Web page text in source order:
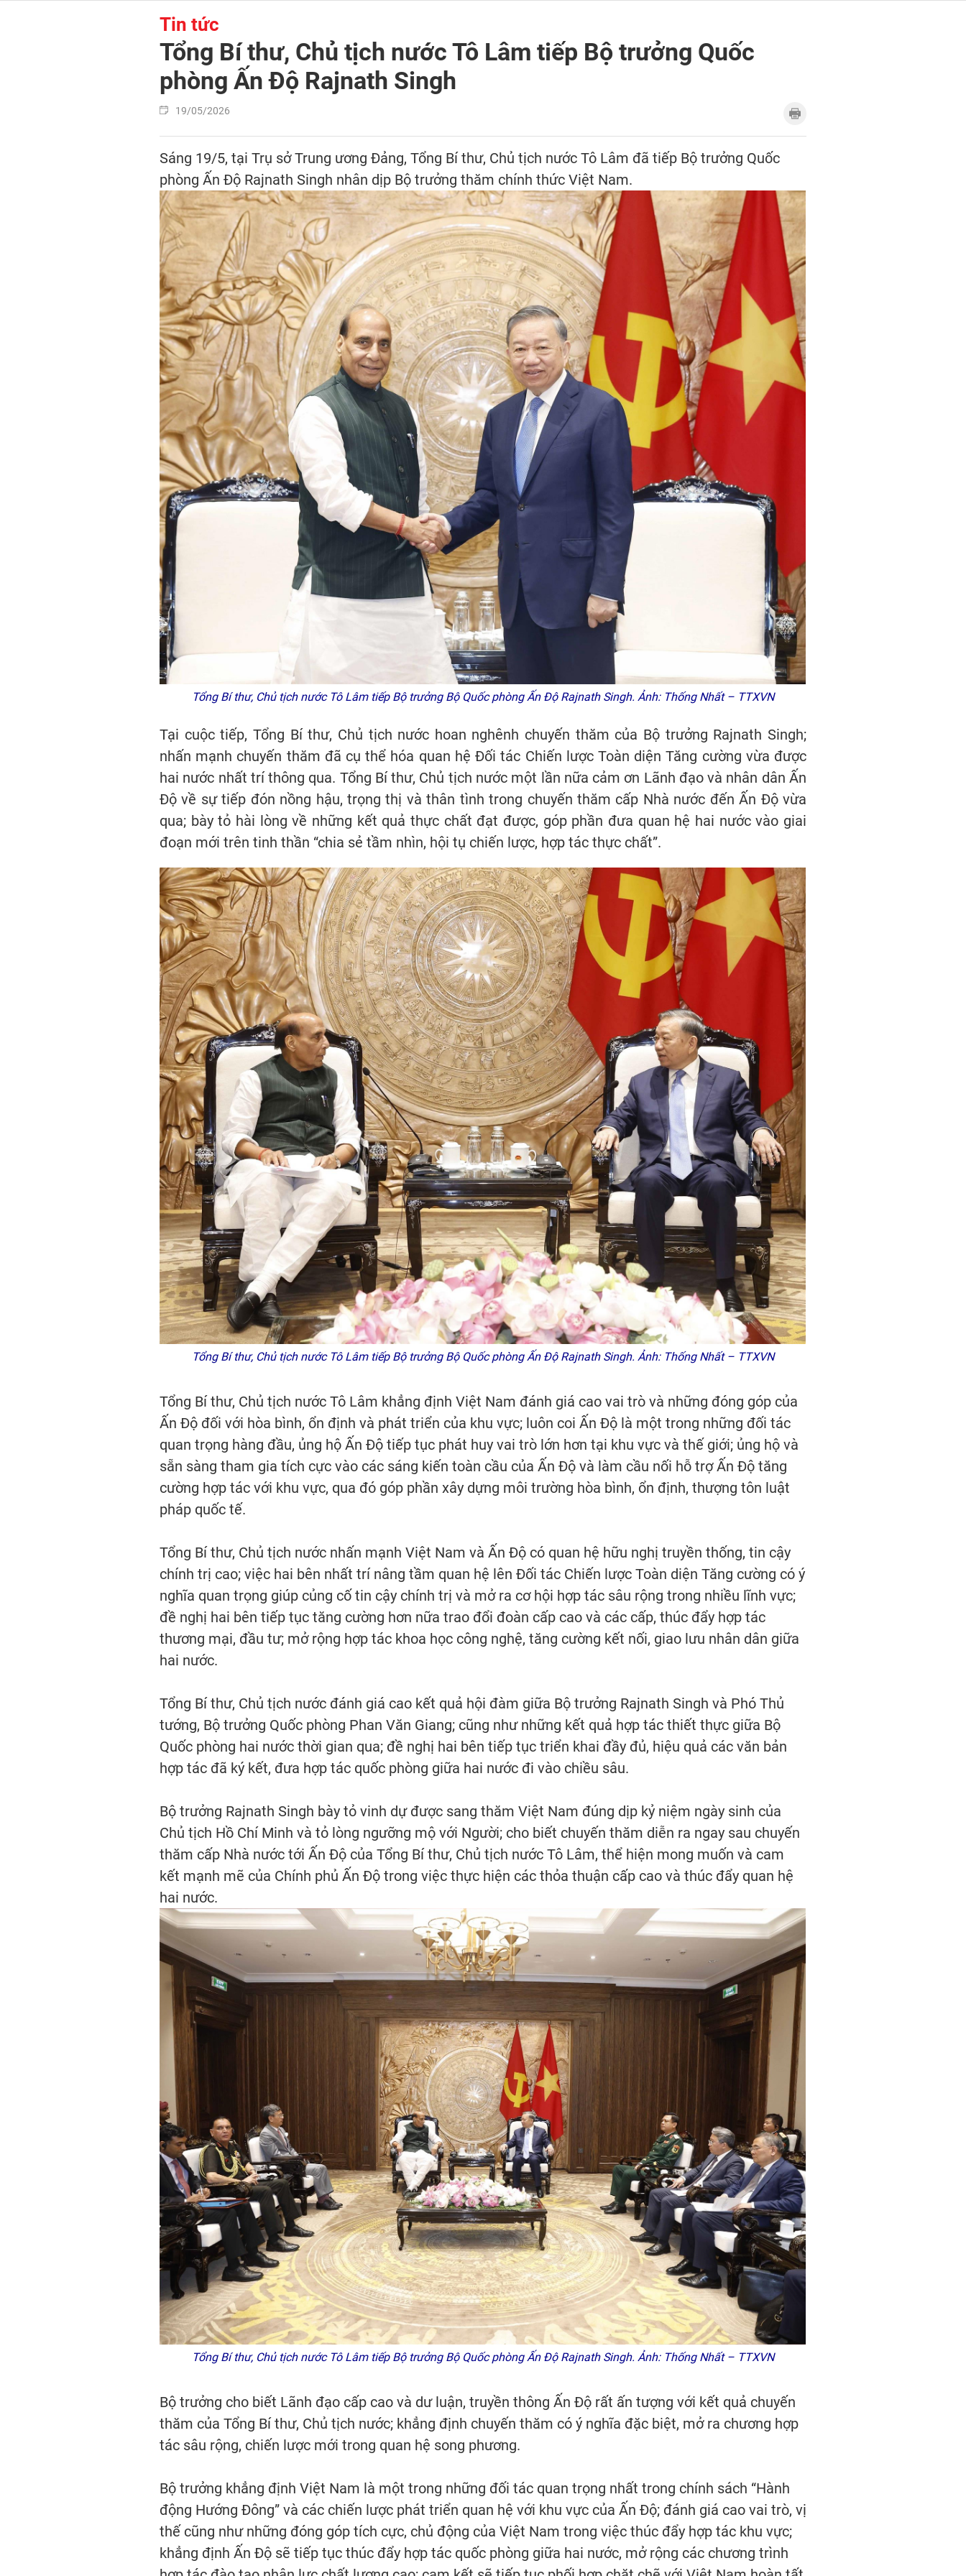
Tin tức
Tổng Bí thư, Chủ tịch nước Tô Lâm tiếp Bộ trưởng Quốc
phòng Ấn Độ Rajnath Singh
19/05/2026
Sáng 19/5, tại Trụ sở Trung ương Đảng, Tổng Bí thư, Chủ tịch nước Tô Lâm đã tiếp Bộ trưởng Quốc
phòng Ấn Độ Rajnath Singh nhân dịp Bộ trưởng thăm chính thức Việt Nam.
Tổng Bí thư, Chủ tịch nước Tô Lâm tiếp Bộ trưởng Bộ Quốc phòng Ấn Độ Rajnath Singh. Ảnh: Thống Nhất – TTXVN
Tại cuộc tiếp, Tổng Bí thư, Chủ tịch nước hoan nghênh chuyến thăm của Bộ trưởng Rajnath Singh;
nhấn mạnh chuyến thăm đã cụ thể hóa quan hệ Đối tác Chiến lược Toàn diện Tăng cường vừa được
hai nước nhất trí thông qua. Tổng Bí thư, Chủ tịch nước một lần nữa cảm ơn Lãnh đạo và nhân dân Ấn
Độ về sự tiếp đón nồng hậu, trọng thị và thân tình trong chuyến thăm cấp Nhà nước đến Ấn Độ vừa
qua; bày tỏ hài lòng về những kết quả thực chất đạt được, góp phần đưa quan hệ hai nước vào giai
đoạn mới trên tinh thần “chia sẻ tầm nhìn, hội tụ chiến lược, hợp tác thực chất”.
Tổng Bí thư, Chủ tịch nước Tô Lâm tiếp Bộ trưởng Bộ Quốc phòng Ấn Độ Rajnath Singh. Ảnh: Thống Nhất – TTXVN
Tổng Bí thư, Chủ tịch nước Tô Lâm khẳng định Việt Nam đánh giá cao vai trò và những đóng góp của
Ấn Độ đối với hòa bình, ổn định và phát triển của khu vực; luôn coi Ấn Độ là một trong những đối tác
quan trọng hàng đầu, ủng hộ Ấn Độ tiếp tục phát huy vai trò lớn hơn tại khu vực và thế giới; ủng hộ và
sẵn sàng tham gia tích cực vào các sáng kiến toàn cầu của Ấn Độ và làm cầu nối hỗ trợ Ấn Độ tăng
cường hợp tác với khu vực, qua đó góp phần xây dựng môi trường hòa bình, ổn định, thượng tôn luật
pháp quốc tế.
Tổng Bí thư, Chủ tịch nước nhấn mạnh Việt Nam và Ấn Độ có quan hệ hữu nghị truyền thống, tin cậy
chính trị cao; việc hai bên nhất trí nâng tầm quan hệ lên Đối tác Chiến lược Toàn diện Tăng cường có ý
nghĩa quan trọng giúp củng cố tin cậy chính trị và mở ra cơ hội hợp tác sâu rộng trong nhiều lĩnh vực;
đề nghị hai bên tiếp tục tăng cường hơn nữa trao đổi đoàn cấp cao và các cấp, thúc đẩy hợp tác
thương mại, đầu tư; mở rộng hợp tác khoa học công nghệ, tăng cường kết nối, giao lưu nhân dân giữa
hai nước.
Tổng Bí thư, Chủ tịch nước đánh giá cao kết quả hội đàm giữa Bộ trưởng Rajnath Singh và Phó Thủ
tướng, Bộ trưởng Quốc phòng Phan Văn Giang; cũng như những kết quả hợp tác thiết thực giữa Bộ
Quốc phòng hai nước thời gian qua; đề nghị hai bên tiếp tục triển khai đầy đủ, hiệu quả các văn bản
hợp tác đã ký kết, đưa hợp tác quốc phòng giữa hai nước đi vào chiều sâu.
Bộ trưởng Rajnath Singh bày tỏ vinh dự được sang thăm Việt Nam đúng dịp kỷ niệm ngày sinh của
Chủ tịch Hồ Chí Minh và tỏ lòng ngưỡng mộ với Người; cho biết chuyến thăm diễn ra ngay sau chuyến
thăm cấp Nhà nước tới Ấn Độ của Tổng Bí thư, Chủ tịch nước Tô Lâm, thể hiện mong muốn và cam
kết mạnh mẽ của Chính phủ Ấn Độ trong việc thực hiện các thỏa thuận cấp cao và thúc đẩy quan hệ
hai nước.
Tổng Bí thư, Chủ tịch nước Tô Lâm tiếp Bộ trưởng Bộ Quốc phòng Ấn Độ Rajnath Singh. Ảnh: Thống Nhất – TTXVN
Bộ trưởng cho biết Lãnh đạo cấp cao và dư luận, truyền thông Ấn Độ rất ấn tượng với kết quả chuyến
thăm của Tổng Bí thư, Chủ tịch nước; khẳng định chuyến thăm có ý nghĩa đặc biệt, mở ra chương hợp
tác sâu rộng, chiến lược mới trong quan hệ song phương.
Bộ trưởng khẳng định Việt Nam là một trong những đối tác quan trọng nhất trong chính sách “Hành
động Hướng Đông” và các chiến lược phát triển quan hệ với khu vực của Ấn Độ; đánh giá cao vai trò, vị
thế cũng như những đóng góp tích cực, chủ động của Việt Nam trong việc thúc đẩy hợp tác khu vực;
khẳng định Ấn Độ sẽ tiếp tục thúc đẩy hợp tác quốc phòng giữa hai nước, mở rộng các chương trình